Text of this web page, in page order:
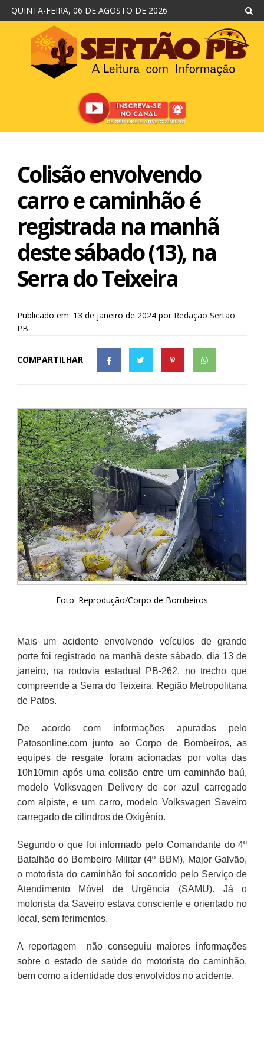
QUINTA-FEIRA, 06 DE AGOSTO DE 2026
Colisão envolvendo
carro e caminhão é
registrada na manhã
deste sábado (13), na
Serra do Teixeira
Publicado em: 13 de janeiro de 2024 por Redação Sertão
PB
COMPARTILHAR
Foto: Reprodução/Corpo de Bombeiros
Mais um acidente envolvendo veículos de grande
porte foi registrado na manhã deste sábado, dia 13 de
janeiro, na rodovia estadual PB-262, no trecho que
compreende a Serra do Teixeira, Região Metropolitana
de Patos.
De acordo com informações apuradas pelo
Patosonline.com junto ao Corpo de Bombeiros, as
equipes de resgate foram acionadas por volta das
10h10min após uma colisão entre um caminhão baú,
modelo Volksvagen Delivery de cor azul carregado
com alpiste, e um carro, modelo Volksvagen Saveiro
carregado de cilindros de Oxigênio.
Segundo o que foi informado pelo Comandante do 4º
Batalhão do Bombeiro Militar (4º BBM), Major Galvão,
o motorista do caminhão foi socorrido pelo Serviço de
Atendimento Móvel de Urgência (SAMU). Já o
motorista da Saveiro estava consciente e orientado no
local, sem ferimentos.
A reportagem não conseguiu maiores informações
sobre o estado de saúde do motorista do caminhão,
bem como a identidade dos envolvidos no acidente.